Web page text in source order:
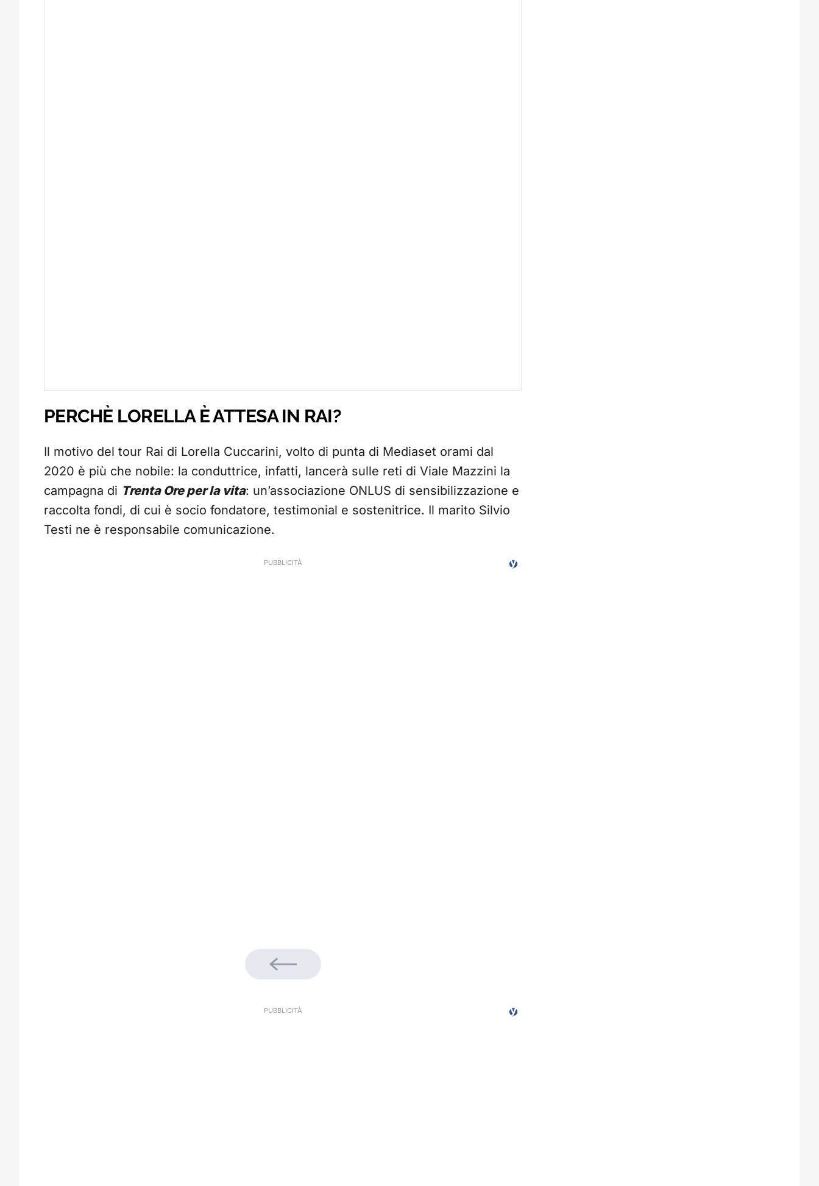
PERCHÈ LORELLA È ATTESA IN RAI?
Il motivo del tour Rai di Lorella Cuccarini, volto di punta di Mediaset orami dal
2020 è più che nobile: la conduttrice, infatti, lancerà sulle reti di Viale Mazzini la
campagna di Trenta Ore per la vita: un’associazione ONLUS di sensibilizzazione e
raccolta fondi, di cui è socio fondatore, testimonial e sostenitrice. Il marito Silvio
Testi ne è responsabile comunicazione.